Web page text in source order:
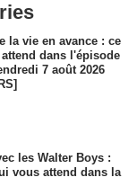
la vie en avance : ce
dans l'épisode
7 août 2026
les Walter Boys :
vous attend dans la